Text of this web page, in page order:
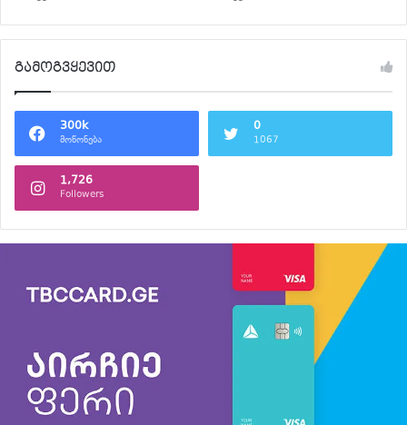
გამოგვყევით
300k
მოწონება
0
1067
1,726
Followers